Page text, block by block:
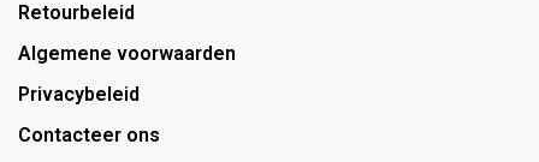
Retourbeleid
Algemene voorwaarden
Privacybeleid
Contacteer ons